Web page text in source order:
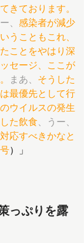
きております。
、 感染者が減少
うこともこれ、
ことをやはり深
セージ、ここが
まあ、 そうした
最優先として行
ウイルスの発生
た飲食 、うー、
応すべきかなと
）」
っぷりを露